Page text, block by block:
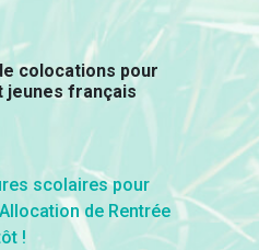
colocations pour
jeunes français